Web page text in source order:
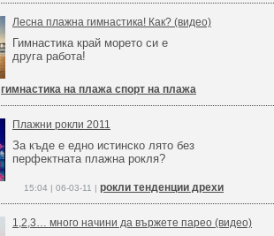
Лесна плажна гимнастика! Как? (видео)
Гимнастика край морето си е
друга работа!
гимнастика на плажа спорт на плажа
Плажни рокли 2011
За къде е едно истинско лято без
перфектната плажна рокля?
15:04 | 06-03-11 | рокли тенденции дрехи
1,2,3… много начини да вържете парео (видео)